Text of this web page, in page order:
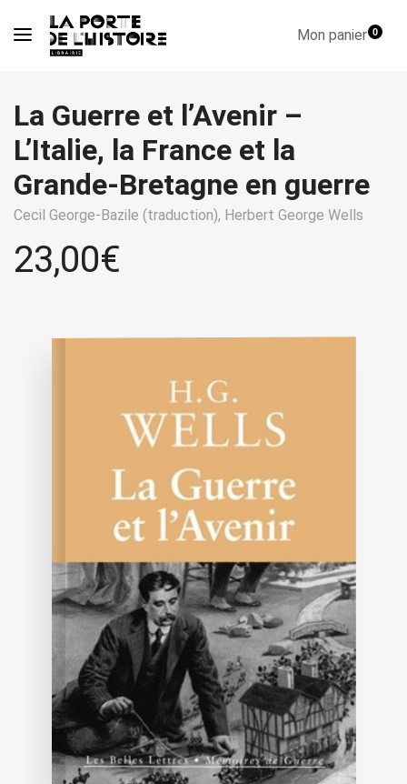
Mon panier0
La Guerre et l’Avenir –
L’Italie, la France et la
Grande-Bretagne en guerre
Cecil George-Bazile (traduction), Herbert George Wells
23,00€